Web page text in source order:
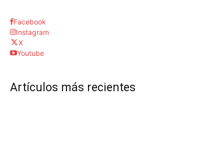
Facebook
Instagram
X
Youtube
Artículos más recientes